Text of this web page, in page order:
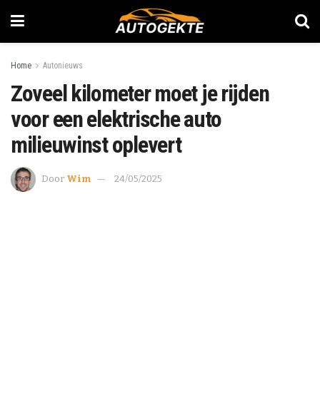
Home Autonieuws
Zoveel kilometer moet je rijden
voor een elektrische auto
milieuwinst oplevert
Door Wim 24/05/2025